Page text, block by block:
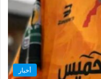
أخبار